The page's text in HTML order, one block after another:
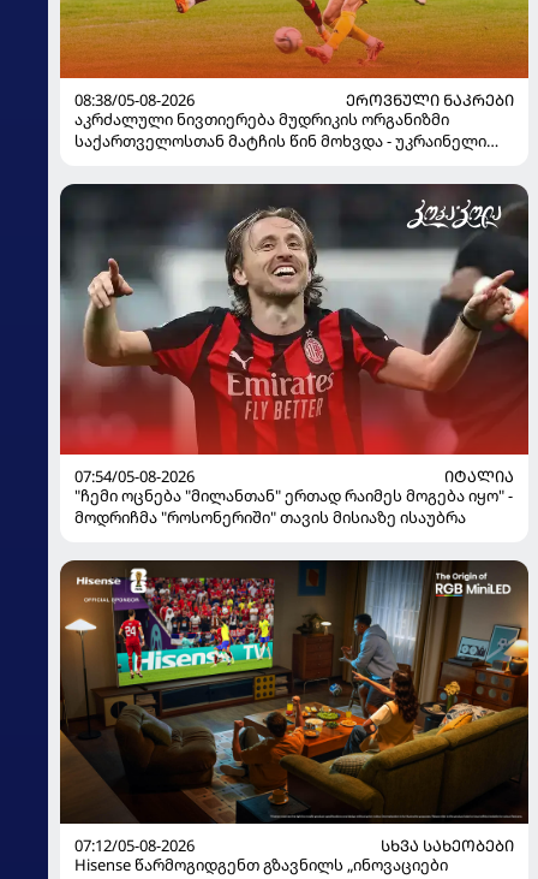
08:38/05-08-2026
ᲔᲠᲝᲕᲜᲣᲚᲘ ᲜᲐᲙᲠᲔᲑᲘ
აკრძალული ნივთიერება მუდრიკის ორგანიზმი
საქართველოსთან მატჩის წინ მოხვდა - უკრაინელი
ინფორმაციას ავრცელებს
07:54/05-08-2026
ᲘᲢᲐᲚᲘᲐ
"ჩემი ოცნება "მილანთან" ერთად რაიმეს მოგება იყო" -
მოდრიჩმა "როსონერიში" თავის მისიაზე ისაუბრა
07:12/05-08-2026
ᲡᲮᲕᲐ ᲡᲐᲮᲔᲝᲑᲔᲑᲘ
Hisense წარმოგიდგენთ გზავნილს „ინოვაციები